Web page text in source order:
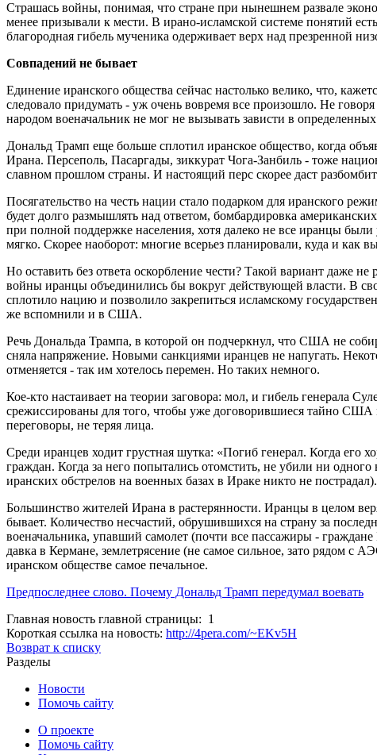
Страшась войны, понимая, что стране при нынешнем развале
менее призывали к мести. В ирано-исламской системе понятий
благородная гибель мученика одерживает верх над презренной
Совпадений не бывает
Единение иранского общества сейчас настолько велико, что,
следовало придумать - уж очень вовремя все произошло. Не
народом военачальник не мог не вызывать зависти в определенных
Дональд Трамп еще больше сплотил иранское общество, когда
Ирана. Персеполь, Пасаргады, зиккурат Чога-Занбиль - тоже
славном прошлом страны. И настоящий перс скорее даст
Посягательство на честь нации стало подарком для иранского
будет долго размышлять над ответом, бомбардировка
при полной поддержке населения, хотя далеко не все иранцы
мягко. Скорее наоборот: многие всерьез планировали, куда и как
Но оставить без ответа оскорбление чести? Такой вариант даже
войны иранцы объединились бы вокруг действующей власти. В
сплотило нацию и позволило закрепиться исламскому
же вспомнили и в США.
Речь Дональда Трампа, в которой он подчеркнул, что США не
сняла напряжение. Новыми санкциями иранцев не напугать.
отменяется - так им хотелось перемен. Но таких немного.
Кое-кто настаивает на теории заговора: мол, и гибель генерала
срежиссированы для того, чтобы уже договорившиеся тайно
переговоры, не теряя лица.
Среди иранцев ходит грустная шутка: «Погиб генерал. Когда его
граждан. Когда за него попытались отомстить, не убили ни
иранских обстрелов на военных базах в Ираке никто не пострадал).
Большинство жителей Ирана в растерянности. Иранцы в целом
бывает. Количество несчастий, обрушившихся на страну за
военачальника, упавший самолет (почти все пассажиры -
давка в Кермане, землетрясение (не самое сильное, зато рядом с
иранском обществе самое печальное.
Предпоследнее слово. Почему Дональд Трамп передумал воевать
Главная новость главной страницы: 1
Короткая ссылка на новость: http://4pera.com/~EKv5H
Возврат к списку
Разделы
Новости
Помочь сайту
О проекте
Помочь сайту